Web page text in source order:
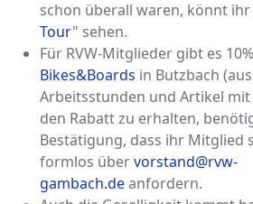
schon überall waren, könnt
Tour" sehen.
Für RVW-Mitglieder gibt es
Bikes&Boards in Butzbach
Arbeitsstunden und Artikel
den Rabatt zu erhalten,
Bestätigung, dass ihr Mitglied
formlos übervorstand@rvw-
gambach.deanfordern.